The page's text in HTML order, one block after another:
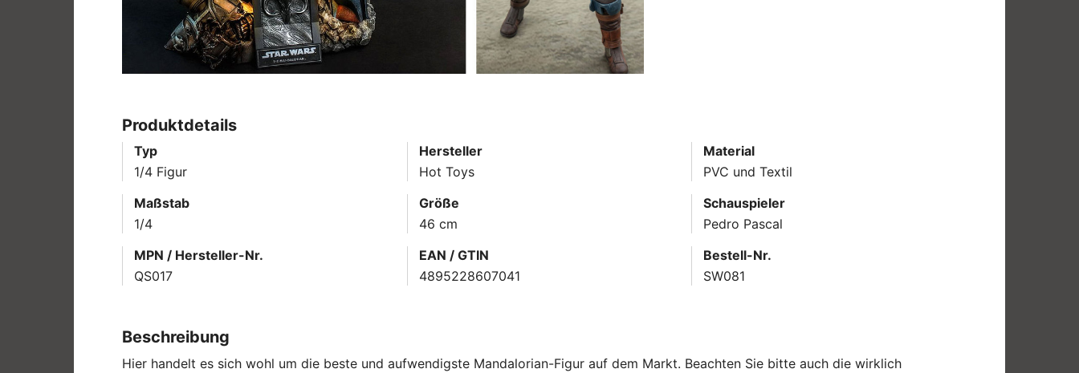
Produktdetails
Typ
1/4 Figur
Hersteller
Hot Toys
Material
PVC und Textil
Maßstab
1/4
Größe
46 cm
Schauspieler
Pedro Pascal
MPN / Hersteller-Nr.
QS017
EAN / GTIN
4895228607041
Bestell-Nr.
SW081
Beschreibung
Hier handelt es sich wohl um die beste und aufwendigste Mandalorian-Figur auf dem Markt. Beachten Sie bitte auch die wirklich